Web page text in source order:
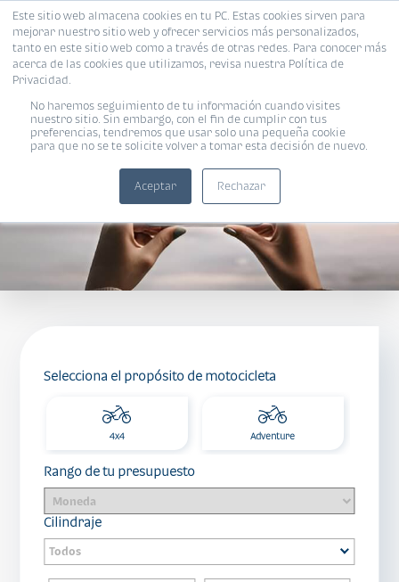
Este sitio web almacena cookies en tu PC. Estas cookies sirven para
mejorar nuestro sitio web y ofrecer servicios más personalizados,
tanto en este sitio web como a través de otras redes. Para conocer más
acerca de las cookies que utilizamos, revisa nuestra Política de
Privacidad.
No haremos seguimiento de tu información cuando visites
nuestro sitio. Sin embargo, con el fin de cumplir con tus
preferencias, tendremos que usar solo una pequeña cookie
para que no se te solicite volver a tomar esta decisión de nuevo.
Aceptar Rechazar
MOTOS Bi
Selecciona el propósito de motocicleta
4x4 Adventure
Rango de tu presupuesto
Cilindraje